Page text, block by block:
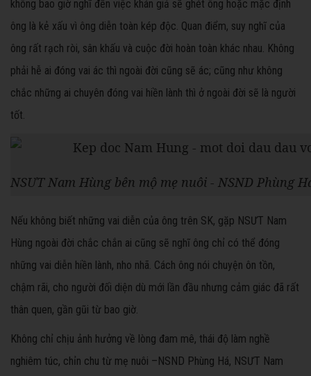
không bao giờ nghĩ đến việc khán giả sẽ ghét ông hoặc mặc định
ông là kẻ xấu vì ông diễn toàn kép độc. Quan điểm, suy nghĩ của
ông rất rạch ròi, sân khấu và cuộc đời hoàn toàn khác nhau. Không
phải hễ ai đóng vai ác thì ngoài đời cũng sẽ ác; cũng như không
chắc những ai chuyên đóng vai hiền lành thì ở ngoài đời sẽ là người
tốt.
NSƯT Nam Hùng bên mộ mẹ nuôi - NSND Phùng
Nếu không biết những vai diễn của ông trên SK, gặp NSƯT Nam
Hùng ngoài đời chắc chắn ai cũng sẽ nghĩ ông chỉ có thể đóng
những vai diễn hiền lành, nho nhã. Cách ông nói chuyện ôn tồn,
chậm rãi, cho người đối diện dù mới lần đầu nhưng cảm giác đã rất
thân quen, gần gũi từ bao giờ.
Không chỉ chịu ảnh hưởng về lòng đam mê, thái độ làm nghề
nghiêm túc, chỉn chu từ mẹ nuôi –NSND Phùng Há, NSƯT Nam